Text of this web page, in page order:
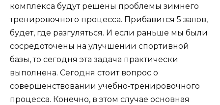
комплекса будут решены проблемы зимнего
тренировочного процесса. Прибавится 5 залов,
будет, где разгуляться. И если раньше мы были
сосредоточены на улучшении спортивной
базы, то сегодня эта задача практически
выполнена. Сегодня стоит вопрос о
совершенствовании учебно-тренировочного
процесса. Конечно, в этом случае основная